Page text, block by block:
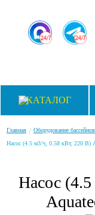
КАТАЛОГ
Главная / Оборудование бассейнов
Насос (4.5 м3/ч, 0.58 кВт, 220 В)
Насос